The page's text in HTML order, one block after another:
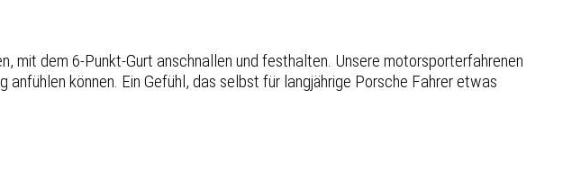
mit dem 6-Punkt-Gurt anschnallen und festhalten. Unsere motorsporterfahrenen
können. Ein Gefühl, das selbst für langjährige Porsche Fahrer etwas